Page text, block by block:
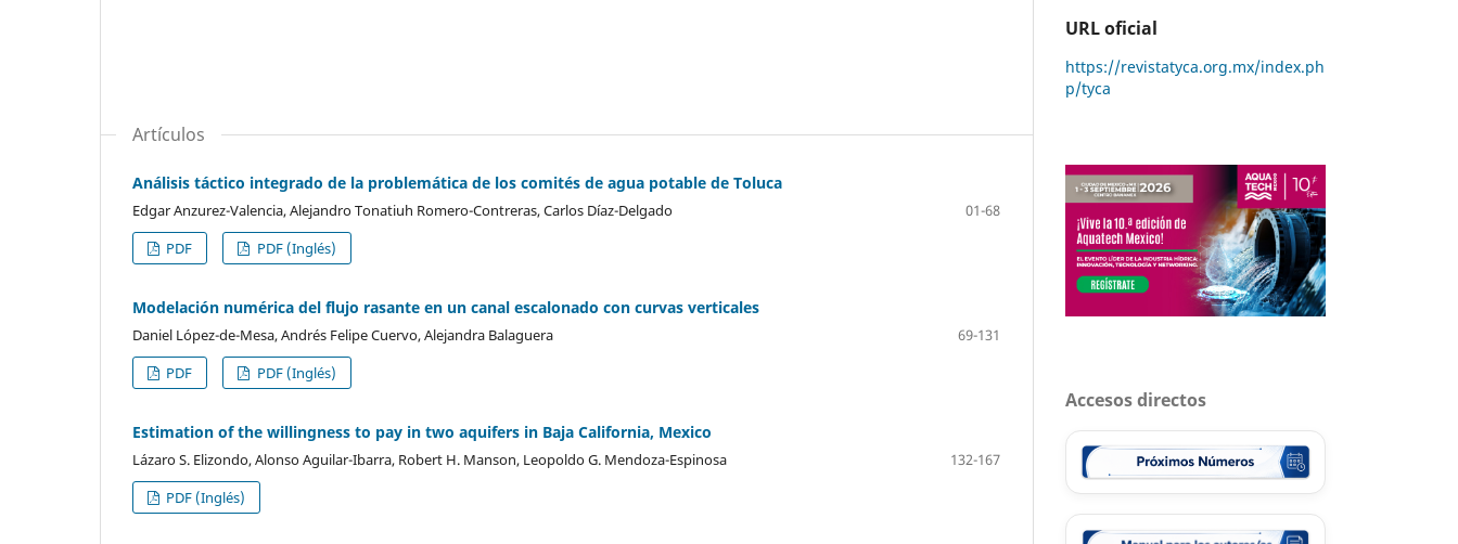
Artículos
Análisis táctico integrado de la problemática de los comités de agua potable de Toluca
Edgar Anzurez-Valencia, Alejandro Tonatiuh Romero-Contreras, Carlos Díaz-Delgado
01-68
PDF
PDF (Inglés)
Modelación numérica del flujo rasante en un canal escalonado con curvas verticales
Daniel López-de-Mesa, Andrés Felipe Cuervo, Alejandra Balaguera
69-131
PDF
PDF (Inglés)
Estimation of the willingness to pay in two aquifers in Baja California, Mexico
Lázaro S. Elizondo, Alonso Aguilar-Ibarra, Robert H. Manson, Leopoldo G. Mendoza-Espinosa
132-167
PDF (Inglés)
URL oficial
https://revistatyca.org.mx/index.ph
p/tyca
Accesos directos